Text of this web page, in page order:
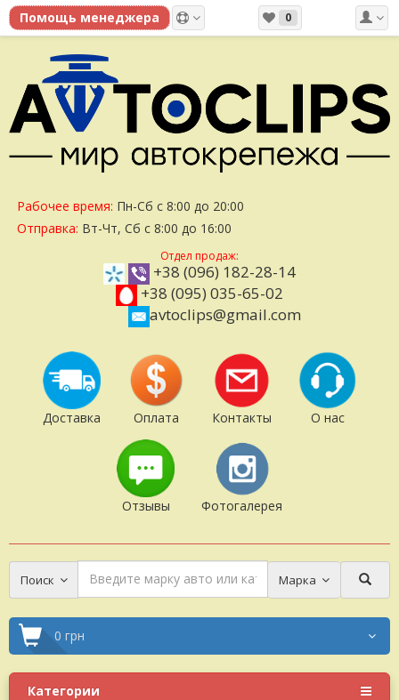
0
Рабочее время: Пн-Сб с 8:00 до 20:00
Отправка: Вт-Чт, Сб с 8:00 до 16:00
Отдел продаж:
+38 (096) 182-28-14
+38 (095) 035-65-02
avtoclips@gmail.com
Доставка Оплата Контакты О нас
Отзывы Фотогалерея
Поиск Марка
0 грн
Категории